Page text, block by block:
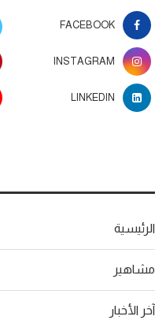
FACEBOOK
INSTAGRAM
LINKEDIN
الرئيسية
مشاهير
آخر الأخبار